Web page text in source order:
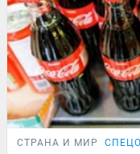
СТРАНА И МИР